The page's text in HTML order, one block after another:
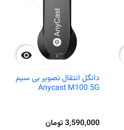

دانگل انتقال تصویر بی سیم
Anycast M100 5G
3,590,000 تومان